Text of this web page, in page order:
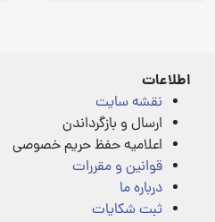
اطلاعات
نقشه سایت
ارسال و بازگرداندن
اعلامیه حفظ حریم خصوصی
قوانین و مقررات
درباره ما
ثبت شکایات